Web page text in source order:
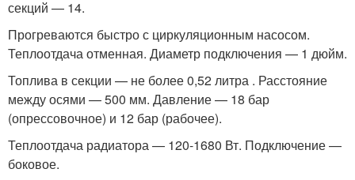
секций — 14.
Прогреваются быстро с циркуляционным насосом.
Теплоотдача отменная. Диаметр подключения — 1 дюйм.
Топлива в секции — не более 0,52 литра . Расстояние
между осями — 500 мм. Давление — 18 бар
(опрессовочное) и 12 бар (рабочее).
Теплоотдача радиатора — 120-1680 Вт. Подключение —
боковое.